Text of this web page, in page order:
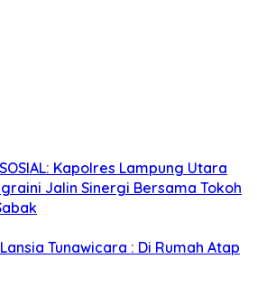
SOSIAL: Kapolres Lampung Utara
Jalin Sinergi Bersama Tokoh
Tunawicara : Di Rumah Atap